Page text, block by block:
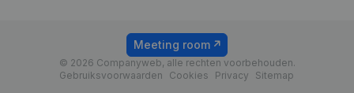
© 2026 Companyweb, alle rechten voorbehouden.
Gebruiksvoorwaarden
Cookies Privacy Sitemap
Meeting room